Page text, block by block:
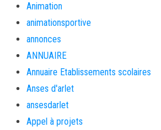
Animation
animationsportive
annonces
ANNUAIRE
Annuaire Etablissements scolaires
Anses d'arlet
ansesdarlet
Appel à projets